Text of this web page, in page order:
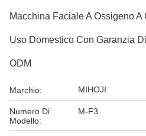
Macchina Faciale A Ossigeno
Uso Domestico Con Garanzia
ODM
Marchio: MIHOJI
Numero Di
Modello:
M-F3